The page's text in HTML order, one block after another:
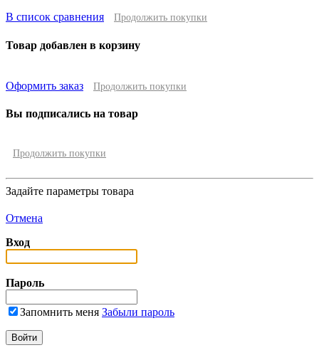
В список сравнения Продолжить покупки
Товар добавлен в корзину
Оформить заказ Продолжить покупки
Вы подписались на товар
Продолжить покупки
Задайте параметры товара
Отмена
Вход
Пароль
Запомнить меня Забыли пароль